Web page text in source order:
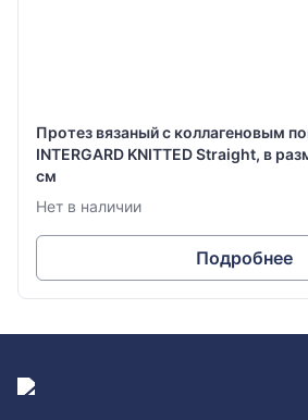
Протез вязаный с коллагеновым
INTERGARD KNITTED Straight, в
см
Нет в наличии
Подробнее